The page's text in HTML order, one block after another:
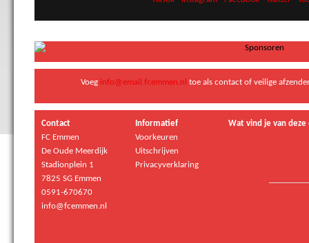
Voeg info@email.fcemmen.nl toe als contact of veilige
Contact
FC Emmen
De Oude Meerdijk
Stadionplein 1
7825 SG Emmen
0591-670670
info@fcemmen.nl
Informatief
Voorkeuren
Uitschrijven
Privacyverklaring
Wat vind je van deze